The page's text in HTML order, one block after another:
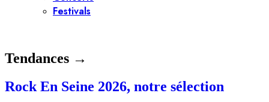
Festivals
Tendances →
Rock En Seine 2026, notre sélection